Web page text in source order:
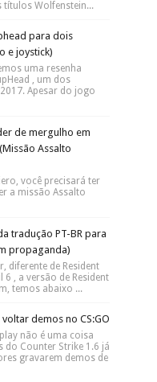
títulos Wolfenstein...
para dois
e joystick)
uma resenha
, um dos
Apesar do jogo
de mergulho em
Assalto
você precisará ter
a missão Assalto
tradução PT-BR para
propaganda)
diferente de Resident
6 , a versão de Resident
temos abaixo ...
demos no CS:GO
não é uma coisa
do Counter Strike 1.6 já
gravarem demos de